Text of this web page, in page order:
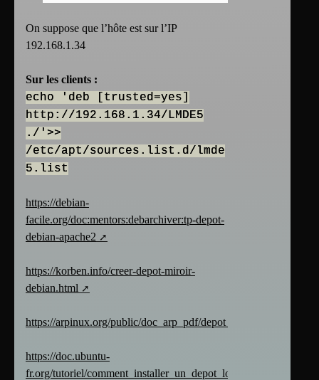
On suppose que l’hôte est sur l’IP
192.168.1.34
Sur les clients :
echo 'deb [trusted=yes]
http://192.168.1.34/LMDE5
./'>>
/etc/apt/sources.list.d/lmde
5.list
https://debian-
facile.org/doc:mentors:debarchiver:tp-depot-
debian-apache2
https://korben.info/creer-depot-miroir-
debian.html
https://arpinux.org/public/doc_arp_pdf/depot_local.pdf
https://doc.ubuntu-
fr.org/tutoriel/comment_installer_un_depot_local